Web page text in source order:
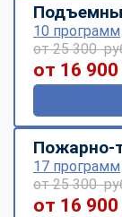
10 программ
от 25 300
от 16
Пожарно-
17 программ
от 25 300
от 16